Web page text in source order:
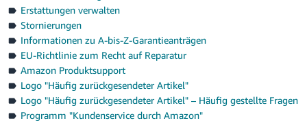
Erstattungen verwalten
Stornierungen
Informationen zu A-bis-Z-Garantieanträgen
EU-Richtlinie zum Recht auf Reparatur
Amazon Produktsupport
Logo "Häufig zurückgesendeter Artikel"
Logo "Häufig zurückgesendeter Artikel" – Häufig gestellte Fragen
Programm "Kundenservice durch Amazon"